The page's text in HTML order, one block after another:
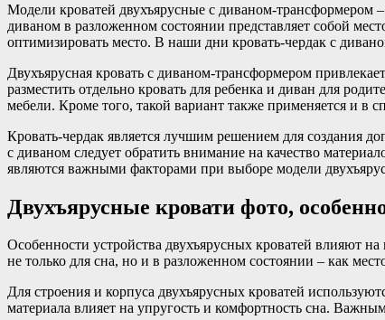
Модели кроватей двухъярусные с диваном-трансформером –
диваном в разложенном состоянии представляет собой
оптимизировать место. В наши дни кровать-чердак с
Двухъярусная кровать с диваном-трансформером
разместить отдельно кровать для ребенка и диван для
мебели. Кроме того, такой вариант также применяется и в
Кровать-чердак является лучшим решением для создания
с диваном следует обратить внимание на качество
являются важными факторами при выборе модели
Двухъярусные кровати фото,
Особенности устройства двухъярусных кроватей влияют
не только для сна, но и в разложенном состоянии – как
Для строения и корпуса двухъярусных кроватей
материала влияет на упругость и комфортность сна.